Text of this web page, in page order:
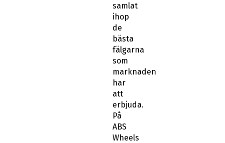
samlat
ihop
de
bästa
fälgarna
som
marknaden
har
att
erbjuda.
På
ABS
Wheels